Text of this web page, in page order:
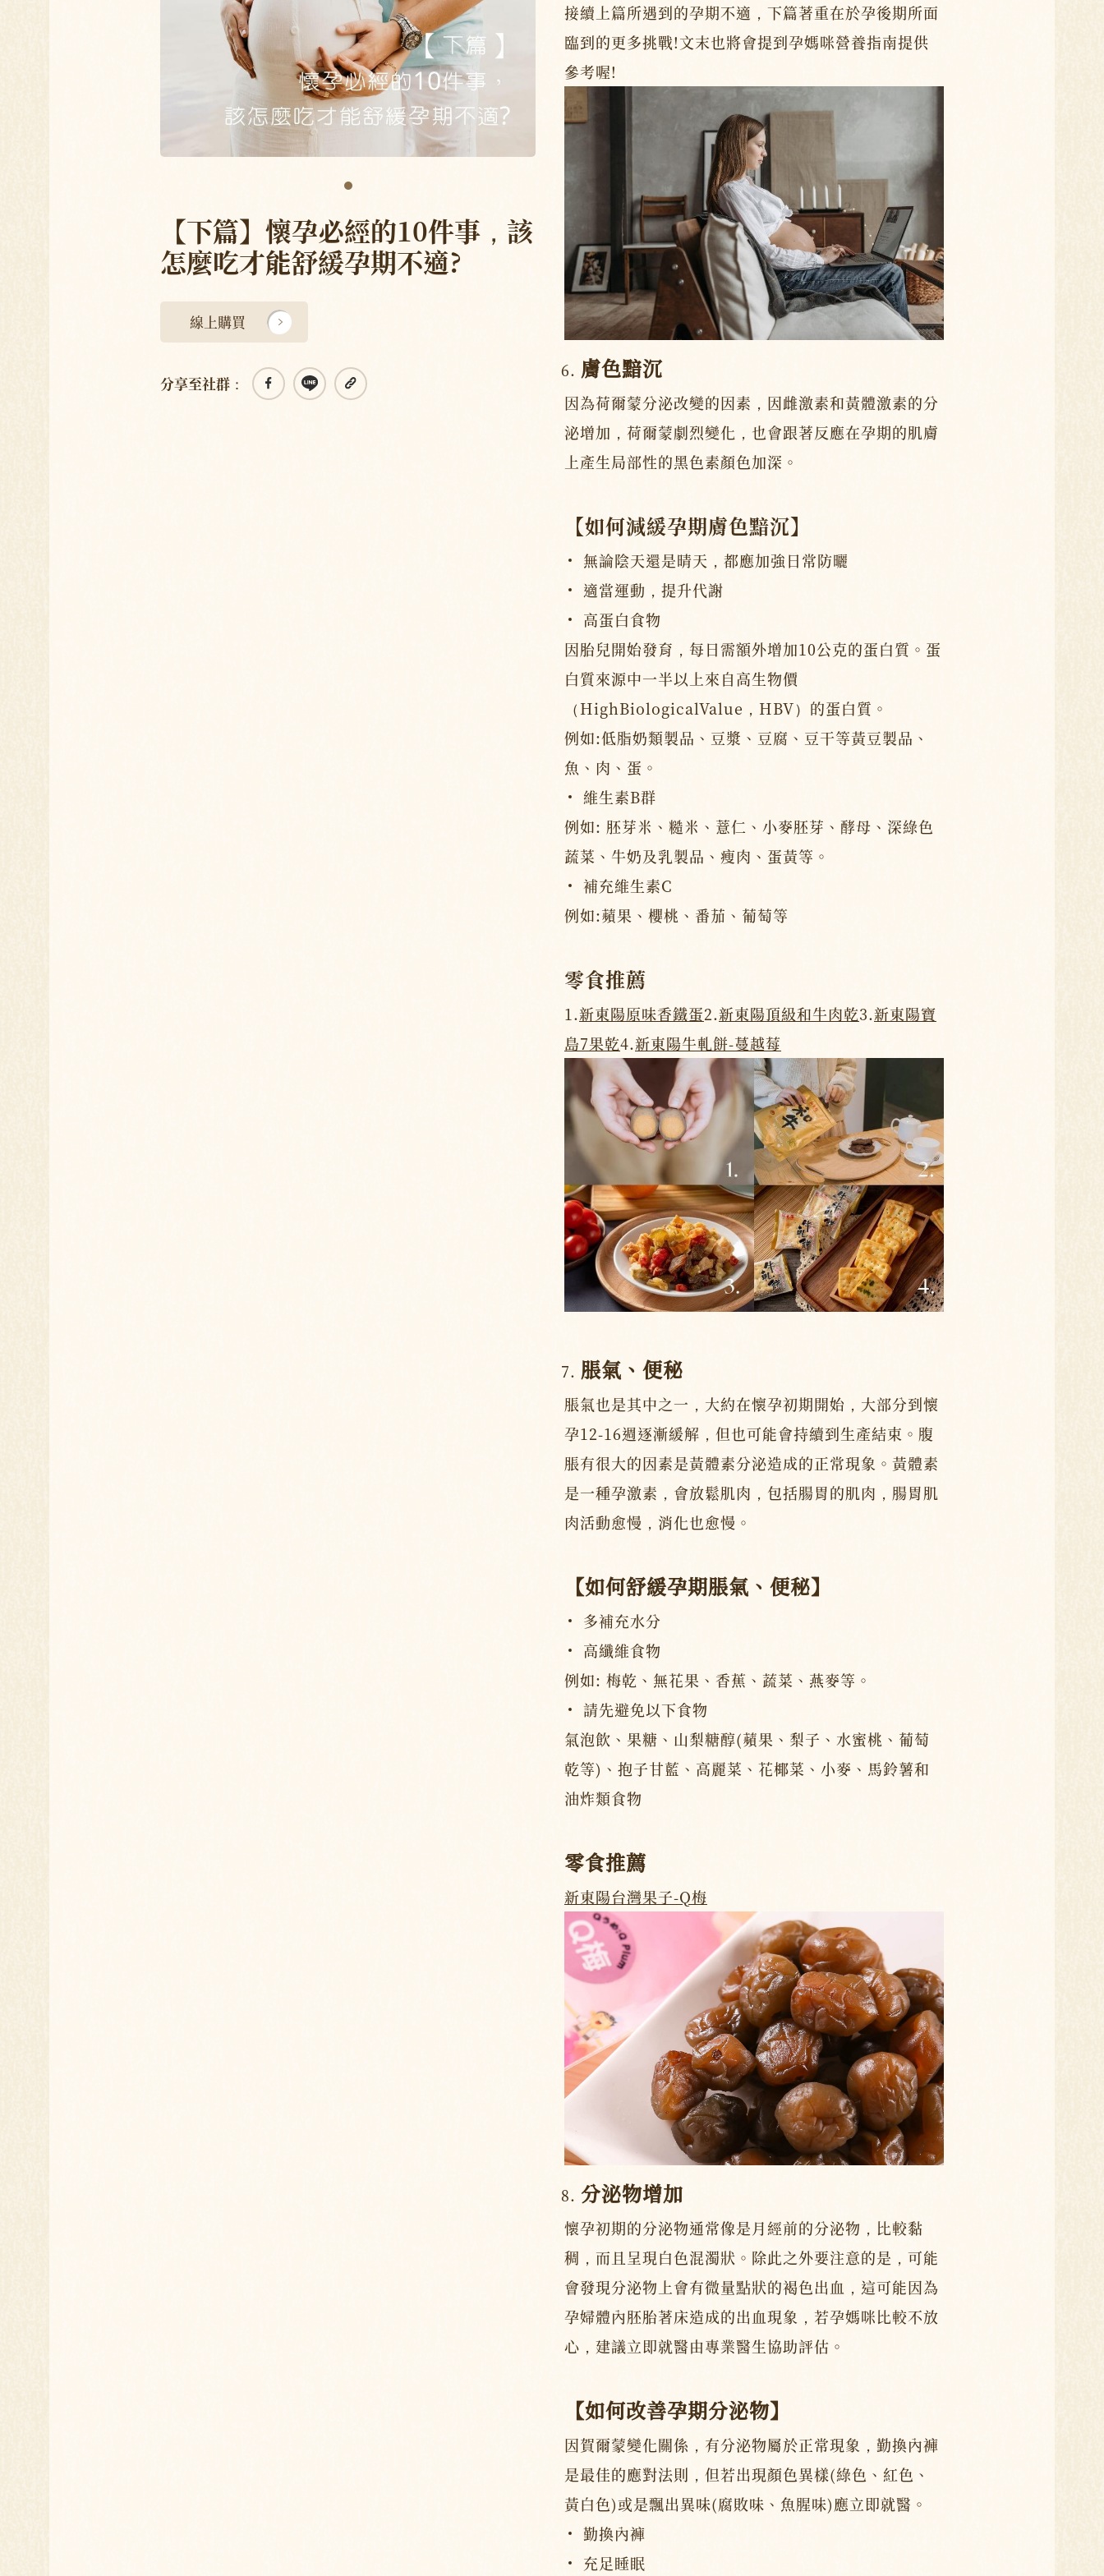
【下篇】懷孕必經的10件事，該
怎麼吃才能舒緩孕期不適?
線上購買
分享至社群：
接續上篇所遇到的孕期不適，下篇著重在於孕後期所面
臨到的更多挑戰!文末也將會提到孕媽咪營養指南提供
參考喔!
膚色黯沉
因為荷爾蒙分泌改變的因素，因雌激素和黃體激素的分
泌增加，荷爾蒙劇烈變化，也會跟著反應在孕期的肌膚
上產生局部性的黑色素顏色加深。
【如何減緩孕期膚色黯沉】
無論陰天還是晴天，都應加強日常防曬
適當運動，提升代謝
高蛋白食物
因胎兒開始發育，每日需額外增加10公克的蛋白質。蛋
白質來源中一半以上來自高生物價
（HighBiologicalValue，HBV）的蛋白質。
例如:低脂奶類製品、豆漿、豆腐、豆干等黃豆製品、
魚、肉、蛋。
維生素B群
例如: 胚芽米、糙米、薏仁、小麥胚芽、酵母、深綠色
蔬菜、牛奶及乳製品、瘦肉、蛋黃等。
補充維生素C
例如:蘋果、櫻桃、番茄、葡萄等
零食推薦
1.新東陽原味香鐵蛋2.新東陽頂級和牛肉乾3.新東陽寶
島7果乾4.新東陽牛軋餅-蔓越莓
脹氣、便秘
脹氣也是其中之一，大約在懷孕初期開始，大部分到懷
孕12-16週逐漸緩解，但也可能會持續到生產結束。腹
脹有很大的因素是黃體素分泌造成的正常現象。黃體素
是一種孕激素，會放鬆肌肉，包括腸胃的肌肉，腸胃肌
肉活動愈慢，消化也愈慢。
【如何舒緩孕期脹氣、便秘】
多補充水分
高纖維食物
例如: 梅乾、無花果、香蕉、蔬菜、燕麥等。
請先避免以下食物
氣泡飲、果糖、山梨糖醇(蘋果、梨子、水蜜桃、葡萄
乾等)、抱子甘藍、高麗菜、花椰菜、小麥、馬鈴薯和
油炸類食物
零食推薦
新東陽台灣果子-Q梅
分泌物增加
懷孕初期的分泌物通常像是月經前的分泌物，比較黏
稠，而且呈現白色混濁狀。除此之外要注意的是，可能
會發現分泌物上會有微量點狀的褐色出血，這可能因為
孕婦體內胚胎著床造成的出血現象，若孕媽咪比較不放
心，建議立即就醫由專業醫生協助評估。
【如何改善孕期分泌物】
因賀爾蒙變化關係，有分泌物屬於正常現象，勤換內褲
是最佳的應對法則，但若出現顏色異樣(綠色、紅色、
黃白色)或是飄出異味(腐敗味、魚腥味)應立即就醫。
勤換內褲
充足睡眠